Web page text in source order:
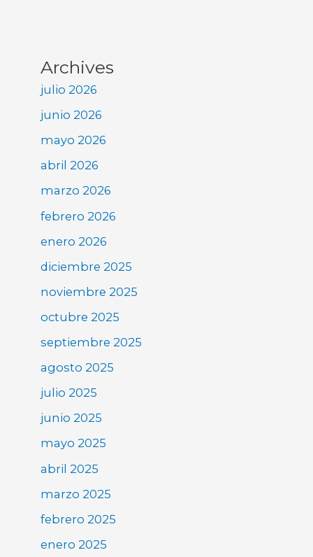
Archives
julio 2026
junio 2026
mayo 2026
abril 2026
marzo 2026
febrero 2026
enero 2026
diciembre 2025
noviembre 2025
octubre 2025
septiembre 2025
agosto 2025
julio 2025
junio 2025
mayo 2025
abril 2025
marzo 2025
febrero 2025
enero 2025